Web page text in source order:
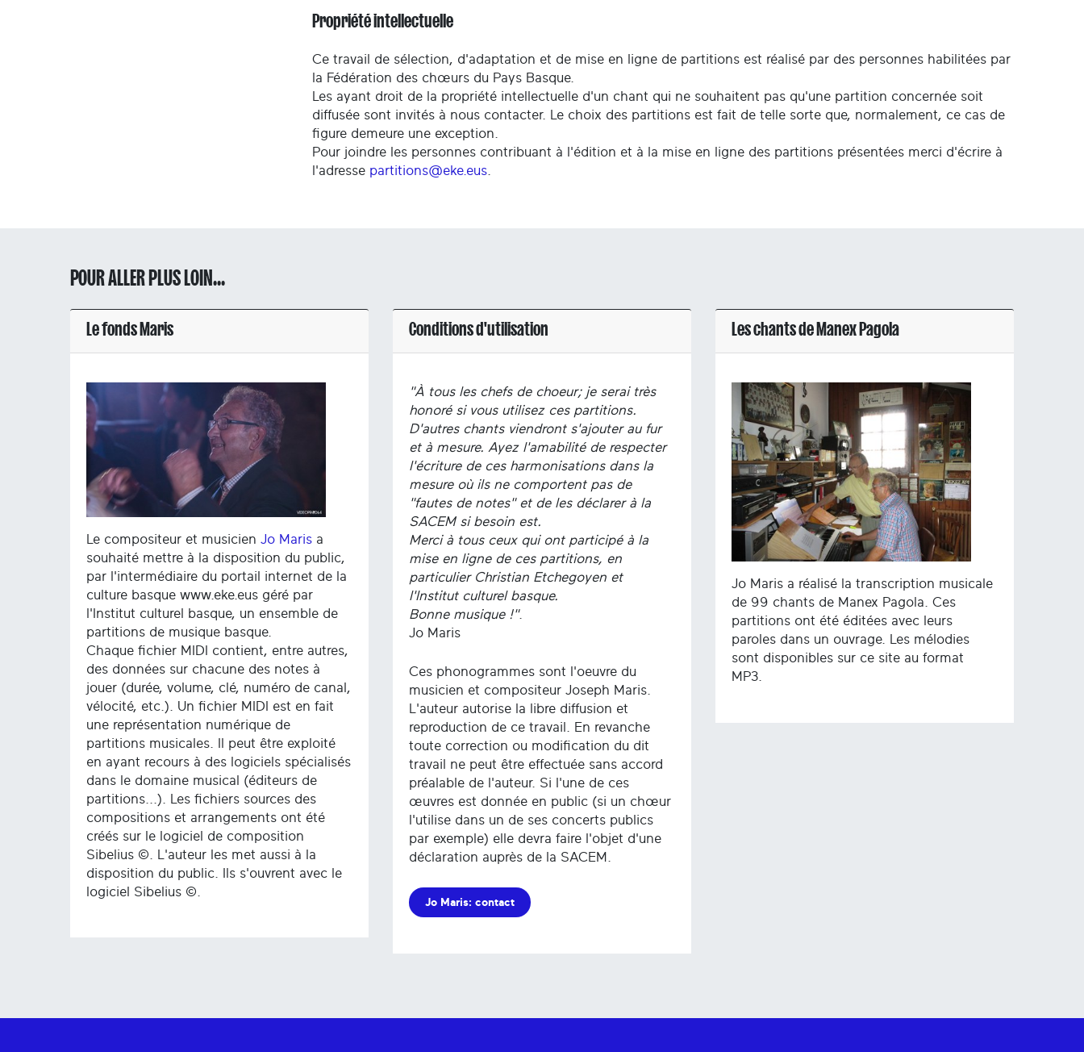
Propriété intellectuelle
Ce travail de sélection, d'adaptation et de mise en ligne de partitions est réalisé par des personnes habilitées par
la Fédération des chœurs du Pays Basque.
Les ayant droit de la propriété intellectuelle d'un chant qui ne souhaitent pas qu'une partition concernée soit
diffusée sont invités à nous contacter. Le choix des partitions est fait de telle sorte que, normalement, ce cas de
figure demeure une exception.
Pour joindre les personnes contribuant à l'édition et à la mise en ligne des partitions présentées merci d'écrire à
l'adresse partitions@eke.eus
POUR ALLER PLUS LOIN...
Le fonds Maris
Le compositeur et musicien Jo Maris a
souhaité mettre à la disposition du public,
par l'intermédiaire du portail internet de la
culture basque www.eke.eus géré par
l'Institut culturel basque, un ensemble de
partitions de musique basque.
Chaque fichier MIDI contient, entre autres,
des données sur chacune des notes à
jouer (durée, volume, clé, numéro de canal,
vélocité, etc.). Un fichier MIDI est en fait
une représentation numérique de
partitions musicales. Il peut être exploité
en ayant recours à des logiciels spécialisés
dans le domaine musical (éditeurs de
partitions...). Les fichiers sources des
compositions et arrangements ont été
créés sur le logiciel de composition
Sibelius ©. L'auteur les met aussi à la
disposition du public. Ils s'ouvrent avec le
logiciel Sibelius ©.
Conditions d'utilisation
"À tous les chefs de choeur; je serai très
honoré si vous utilisez ces partitions.
D'autres chants viendront s'ajouter au fur
et à mesure. Ayez l'amabilité de respecter
l'écriture de ces harmonisations dans la
mesure où ils ne comportent pas de
"fautes de notes" et de les déclarer à la
SACEM si besoin est.
Merci à tous ceux qui ont participé à la
mise en ligne de ces partitions, en
particulier Christian Etchegoyen et
l'Institut culturel basque.
Bonne musique !".
Jo Maris
Ces phonogrammes sont l'oeuvre du
musicien et compositeur Joseph Maris.
L'auteur autorise la libre diffusion et
reproduction de ce travail. En revanche
toute correction ou modification du dit
travail ne peut être effectuée sans accord
préalable de l'auteur. Si l'une de ces
œuvres est donnée en public (si un chœur
l'utilise dans un de ses concerts publics
par exemple) elle devra faire l'objet d'une
déclaration auprès de la SACEM.
Jo Maris: contact
Les chants de Manex Pagola
Jo Maris a réalisé la transcription musicale
de 99 chants de Manex Pagola. Ces
partitions ont été éditées avec leurs
paroles dans un ouvrage. Les mélodies
sont disponibles sur ce site au format
MP3.